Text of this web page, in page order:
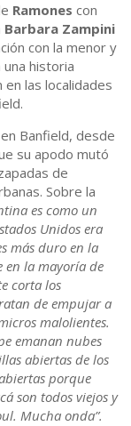
Ramones con
Barbara Zampini
con la menor y
una historia
las localidades
Banfield, desde
su apodo mutó
de
Sobre la
es como un
Unidos era
más duro en la
en la mayoría de
corta los
de empujar a
malolientes.
emanan nubes
abiertas de los
porque
son todos viejos y
Mucha onda”.